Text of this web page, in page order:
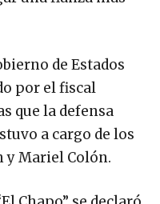
de Estados
por el fiscal
que la defensa
a cargo de los
y Mariel Colón.
Chapo” se declaró